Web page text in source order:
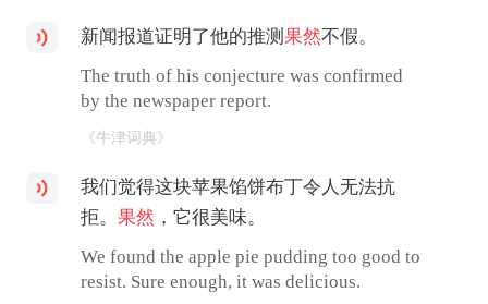
新闻报道证明了他的推测果然不假。
The truth of his conjecture was confirmed
by the newspaper report.
《牛津词典》
我们觉得这块苹果馅饼布丁令人无法抗
拒。果然 ，它很美味。
We found the apple pie pudding too good to
resist. Sure enough, it was delicious.